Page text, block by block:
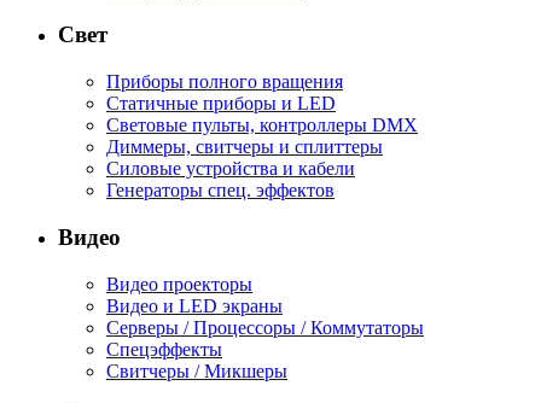
Свет
Приборы полного вращения
Статичные приборы и LED
Световые пульты, контроллеры DMX
Диммеры, свитчеры и сплиттеры
Силовые устройства и кабели
Генераторы спец. эффектов
Видео
Видео проекторы
Видео и LED экраны
Серверы / Процессоры / Коммутаторы
Спецэффекты
Свитчеры / Микшеры